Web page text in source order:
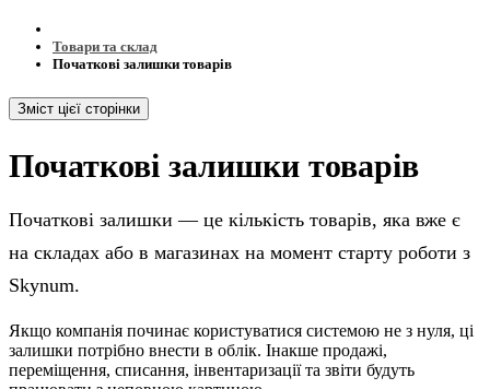
Товари та склад
Початкові залишки товарів
Зміст цієї сторінки
Початкові залишки товарів
Початкові залишки — це кількість товарів, яка вже є
на складах або в магазинах на момент старту роботи з
Skynum.
Якщо компанія починає користуватися системою не з нуля, ці
залишки потрібно внести в облік. Інакше продажі,
переміщення, списання, інвентаризації та звіти будуть